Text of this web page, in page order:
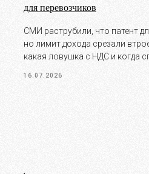
для перевозчиков
СМИ раструбили, что патент
но лимит дохода срезали
какая ловушка с НДС и когда
16.07.2026